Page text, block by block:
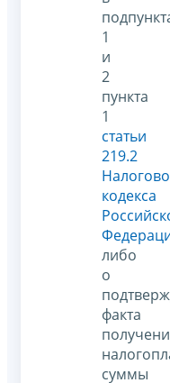
1
и
2
пункта
1
статьи
219.2
кодекса
либо
о
факта
суммы